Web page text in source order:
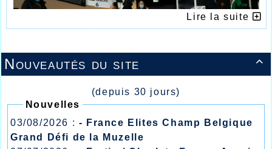

Nouveautés du site
(depuis 30 jours)
Nouvelles
03/08/2026 : - France Elites Champ Belgique
Grand Défi de la Muzelle
Lire la suite